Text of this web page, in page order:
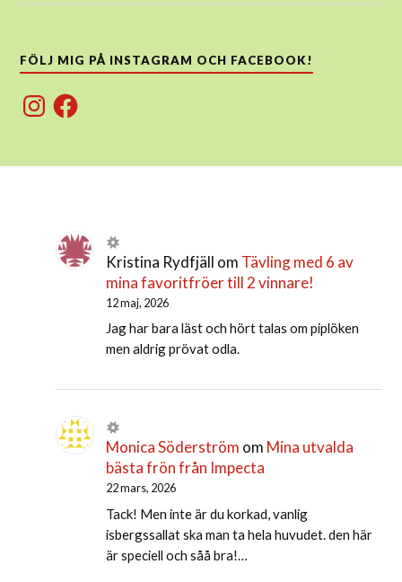
FÖLJ MIG PÅ INSTAGRAM OCH FACEBOOK!
InstagramFacebook
Kristina Rydfjäll om Tävling med 6 av
mina favoritfröer till 2 vinnare!
12 maj, 2026
Jag har bara läst och hört talas om piplöken
men aldrig prövat odla.
Monica Söderström om Mina utvalda
bästa frön från Impecta
22 mars, 2026
Tack! Men inte är du korkad, vanlig
isbergssallat ska man ta hela huvudet. den här
är speciell och såå bra!…